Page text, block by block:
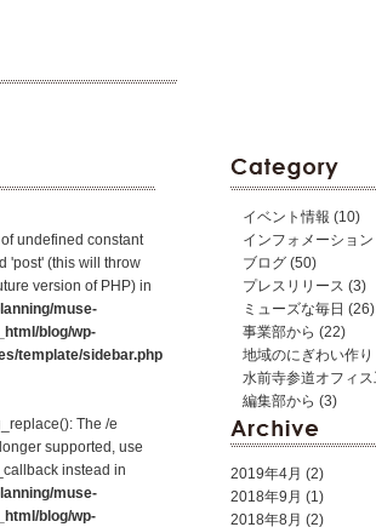
undefined constant
'post' (this will throw
version of PHP) in
muse-
blog/wp-
template/sidebar.php
The /e
supported, use
instead in
muse-
blog/wp-
イベント情報 (10)
インフォメーション
ブログ (50)
プレスリリース (3)
ミューズな毎日 (26)
事業部から (22)
地域のにぎわい作り
水前寺参道オフィス
編集部から (3)
2019年4月 (2)
2018年9月 (1)
2018年8月 (2)